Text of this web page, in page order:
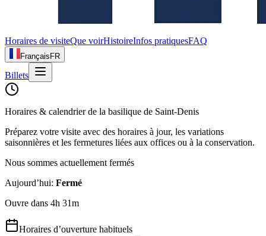
Horaires de visiteQue voirHistoireInfos pratiquesFAQ
Français FR
Billets
Horaires & calendrier de la basilique de Saint‑Denis
Préparez votre visite avec des horaires à jour, les variations
saisonnières et les fermetures liées aux offices ou à la conservation.
Nous sommes actuellement fermés
Aujourd’hui: Fermé
Ouvre dans 4h 31m
Horaires d’ouverture habituels